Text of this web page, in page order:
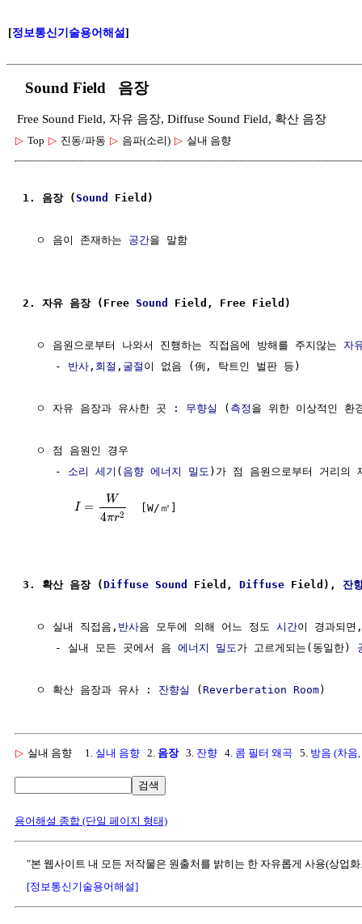
[정보통신기술용어해설]
Sound Field 음장
Free Sound Field, 자유 음장, Diffuse Sound Field, 확산 음장
▷ Top ▷ 진동/파동 ▷ 음파(소리) ▷ 실내 음향
1. 음장 (Sound Field)
  ㅇ 음이 존재하는
공간을 말함
2. 자유 음장 (Free Sound Field, Free Field)
  ㅇ 음원으로부터 나와서 진행하는 직접음에 방해를 주지않는
자
     -
반사 , 회절 , 굴절 이 없음 (例, 탁트인 벌판 등)
  ㅇ 자유 음장과 유사한 곳 :
무향실 ( 측정 을 위한 이상적인 환
  ㅇ 점 음원인 경우
     -
소리 세기 ( 음향 에너지 밀도 )가 점 음원으로부터 거리의
I =
W
4πr2
  [W/㎡]
3. 확산 음장 (Diffuse Sound Field, Diffuse Field), 잔
  ㅇ 실내 직접음,
반사음 모두에 의해 어느 정도 시간이 경과되면,
     - 실내 모든 곳에서 음
에너지 밀도가 고르게되는(동일한)
  ㅇ 확산 음장과 유사 :
잔향실 ( Reverberation Room
▷ 실내 음향 1. 실내 음향 2. 음장3. 잔향 4. 콤 필터 왜곡 5. 방음 (차음
검색
용어해설 종합 (단일 페이지 형태)
"본 웹사이트 내 모든 저작물은 원출처를 밝히는 한 자유롭게 사용(상업
[정보통신기술용어해설]